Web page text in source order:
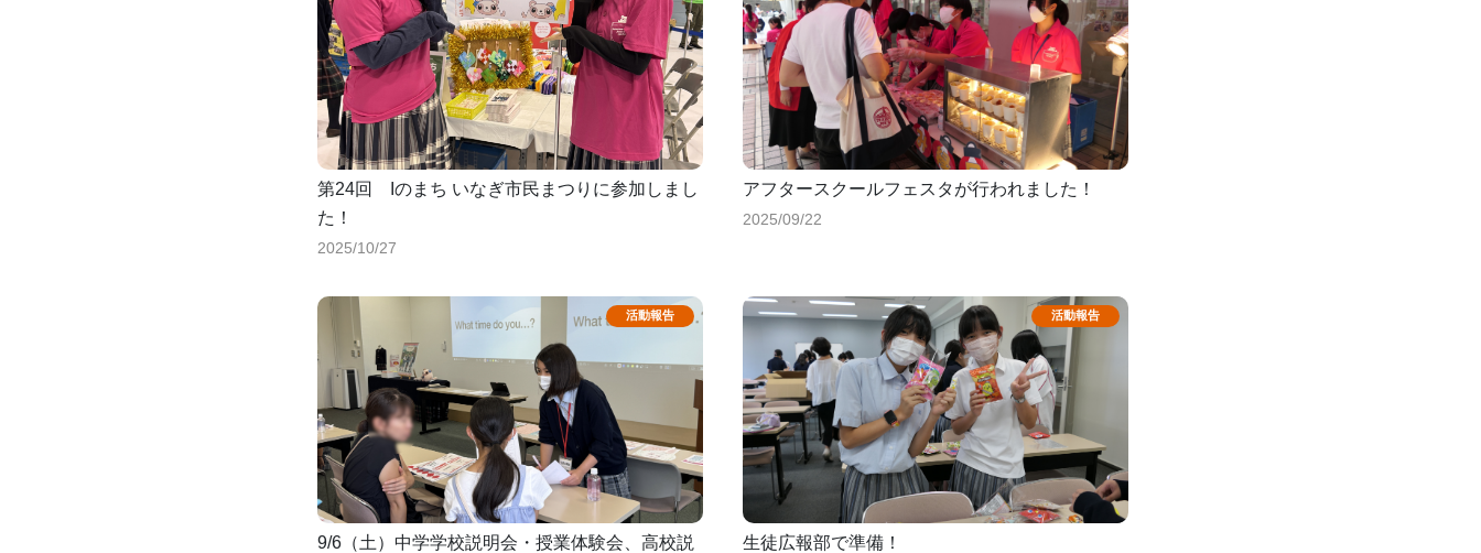
第24回 Iのまち いなぎ市民まつりに参加しまし
た！
2025/10/27
アフタースクールフェスタが行われました！
2025/09/22
9/6（土）中学学校説明会・授業体験会、高校説
生徒広報部で準備！